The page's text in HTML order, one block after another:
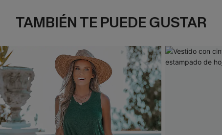
TAMBIÉN TE PUEDE GUSTAR